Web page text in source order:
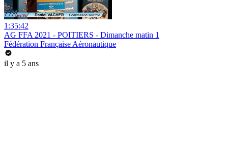
1:35:42
AG FFA 2021 - POITIERS - Dimanche matin 1
Fédération Française Aéronautique
il y a 5 ans